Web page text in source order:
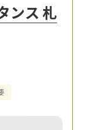
ンス 札